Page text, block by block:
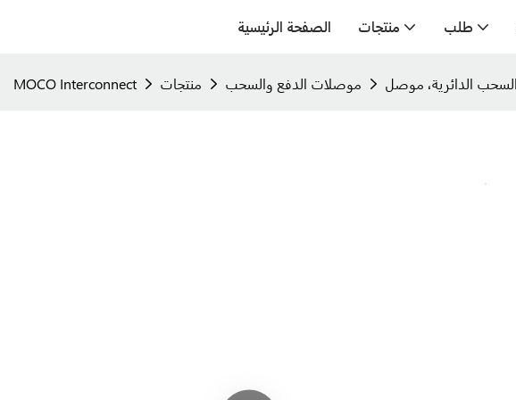
الصفحة الرئيسية منتجات طلب
MOCO Interconnect منتجات موصلات الدفع والسحب